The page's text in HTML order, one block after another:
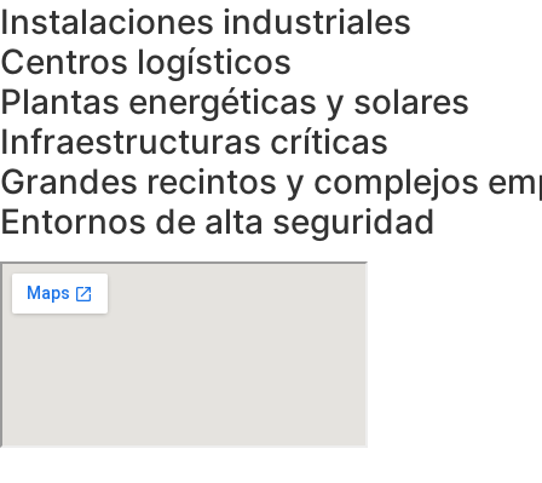
Instalaciones industriales
Centros logísticos
Plantas energéticas y solares
Infraestructuras críticas
Grandes recintos y complejos
Entornos de alta seguridad